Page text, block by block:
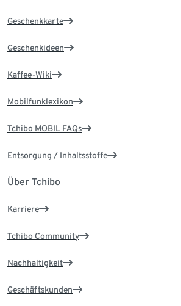
Geschenkkarte
Geschenkideen
Kaffee-Wiki
Mobilfunklexikon
Tchibo MOBIL FAQs
Entsorgung / Inhaltsstoffe
Über Tchibo
Karriere
Tchibo Community
Nachhaltigkeit
Geschäftskunden